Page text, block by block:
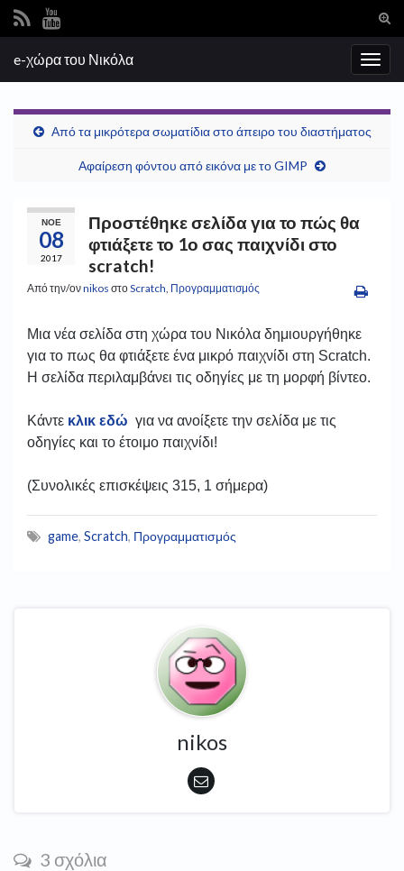
Search for:
e-χώρα του Νικόλα
Από τα μικρότερα σωματίδια στο άπειρο του διαστήματος
Αφαίρεση φόντου από εικόνα με το GIMP
ΝΟΈ
08
2017
Προστέθηκε σελίδα για το πώς θα
φτιάξετε το 1ο σας παιχνίδι στο
scratch!
Από την/ονnikos στοScratch, Προγραμματισμός
Μια νέα σελίδα στη χώρα του Νικόλα δημιουργήθηκε
για το πως θα φτιάξετε ένα μικρό παιχνίδι στη Scratch.
Η σελίδα περιλαμβάνει τις οδηγίες με τη μορφή βίντεο.
Κάντε κλικ εδώ για να ανοίξετε την σελίδα με τις
οδηγίες και το έτοιμο παιχνίδι!
(Συνολικές επισκέψεις 315, 1 σήμερα)
game, Scratch, Προγραμματισμός
nikos
3 σχόλια